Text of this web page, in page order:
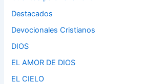
Destacados
Devocionales Cristianos
DIOS
EL AMOR DE DIOS
EL CIELO